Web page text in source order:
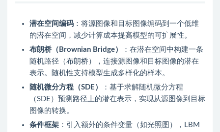
潜在空间编码 ：将源图像和目标图像编码到一个低维
的潜在空间，减少计算成本提高模型的可扩展性。
布朗桥（Brownian Bridge）
：在潜在空间中构建一条
随机路径（布朗桥），连接源图像和目标图像的潜在
表示。随机性支持模型生成多样化的样本。
随机微分方程（SDE）
：基于求解随机微分方程
（SDE）预测路径上的潜在表示，实现从源图像到目标
图像的转换。
条件框架 ：引入额外的条件变量（如光照图），LBM